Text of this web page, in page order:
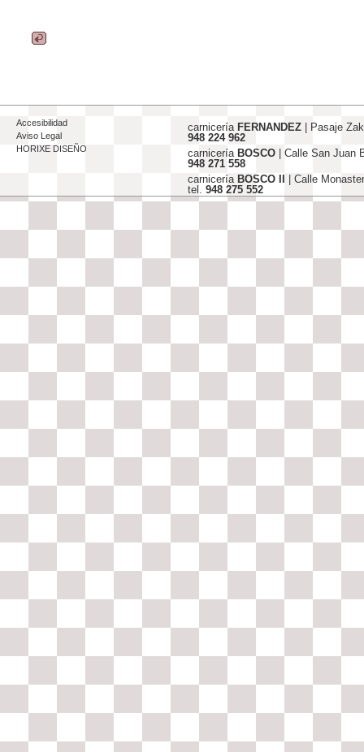
Accesibilidad
Aviso Legal
HORIXE DISEÑO
carnicería FERNANDEZ
| Pasaje
948 224 962
carnicería BOSCO
| Calle San Juan
948 271 558
carnicería BOSCO II
| Calle
tel. 948 275 552
info@carniceriasjfernandez-